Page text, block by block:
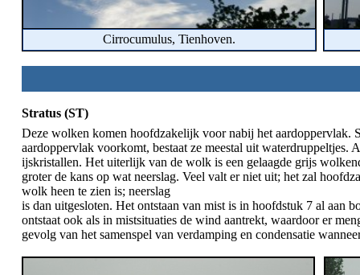
Cirrocumulus, Tienhoven.
Stratus (ST)
Deze wolken komen hoofdzakelijk voor nabij het aardoppervlak.
aardoppervlak voorkomt, bestaat ze meestal uit waterdruppeltjes.
ijskristallen. Het uiterlijk van de wolk is een gelaagde grijs
groter de kans op wat neerslag. Veel valt er niet uit; het zal
wolk heen te zien is; neerslag
is dan uitgesloten. Het ontstaan van mist is in hoofdstuk 7 al aan
ontstaat ook als in mistsituaties de wind aantrekt, waardoor er
gevolg van het samenspel van verdamping en condensatie